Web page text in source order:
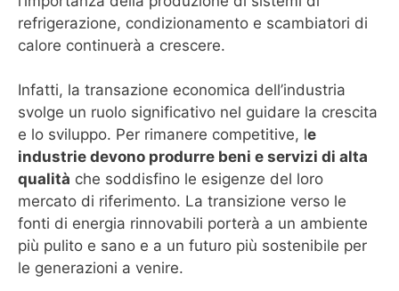
refrigerazione, condizionamento e scambiatori di
calore continuerà a crescere.
Infatti, la transazione economica dell’industria
svolge un ruolo significativo nel guidare la crescita
e lo sviluppo. Per rimanere competitive, le
industrie devono produrre beni e servizi di alta
qualità che soddisfino le esigenze del loro
mercato di riferimento. La transizione verso le
fonti di energia rinnovabili porterà a un ambiente
più pulito e sano e a un futuro più sostenibile per
le generazioni a venire.